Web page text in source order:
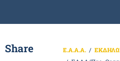
Share Ε.Α.Α.Α.